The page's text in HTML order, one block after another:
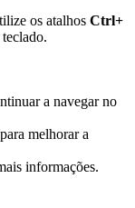
os atalhos Ctrl+
a navegar no
melhorar a
informações.